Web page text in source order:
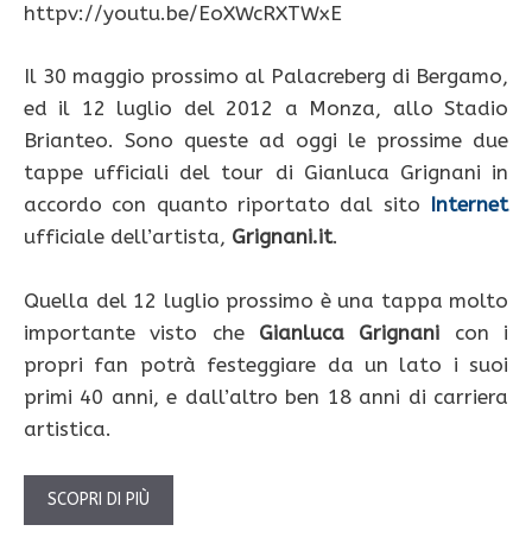
httpv://youtu.be/EoXWcRXTWxE
Il 30 maggio prossimo al Palacreberg di Bergamo,
ed il 12 luglio del 2012 a Monza, allo Stadio
Brianteo. Sono queste ad oggi le prossime due
tappe ufficiali del tour di Gianluca Grignani in
accordo con quanto riportato dal sito Internet
ufficiale dell’artista, Grignani.it.
Quella del 12 luglio prossimo è una tappa molto
importante visto che Gianluca Grignani con i
propri fan potrà festeggiare da un lato i suoi
primi 40 anni, e dall’altro ben 18 anni di carriera
artistica.
SCOPRI DI PIÙ